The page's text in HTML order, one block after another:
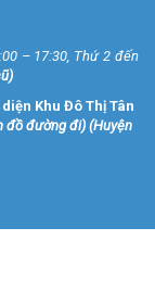
– 17:30, Thứ 2 đến
Khu Đô Thị Tân
đồ đường đi) (Huyện